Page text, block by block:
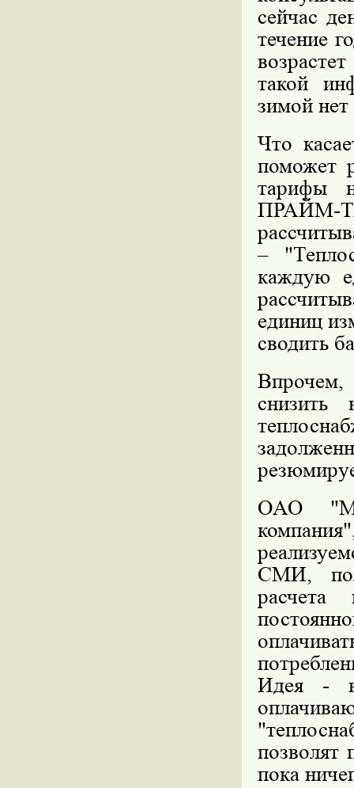
сейчас
течение
такой
зимой
Что
поможет
тарифы
ПРАЙМ-
–
каждую
единиц
сводить
Впрочем,
снизить
ОАО
СМИ,
Идея -
позволят
пока